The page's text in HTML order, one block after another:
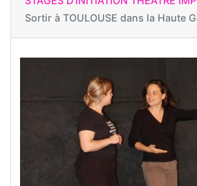
Sortir à TOULOUSE dans la Haute